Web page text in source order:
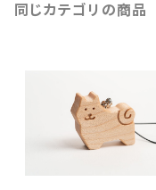
同じカテゴリの商品